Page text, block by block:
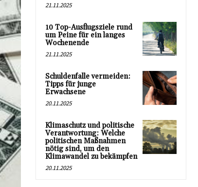
21.11.2025
10 Top-Ausflugsziele rund
um Peine für ein langes
Wochenende
21.11.2025
Schuldenfalle vermeiden:
Tipps für junge
Erwachsene
20.11.2025
Klimaschutz und politische
Verantwortung: Welche
politischen Maßnahmen
nötig sind, um den
Klimawandel zu bekämpfen
20.11.2025